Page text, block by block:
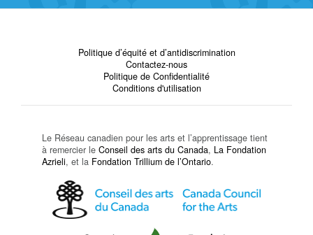
Politique d’équité et d’antidiscrimination
Contactez-nous
Politique de Confidentialité
Conditions d'utilisation
Le Réseau canadien pour les arts et l’apprentissage tient
à remercier le Conseil des arts du Canada, La Fondation
Azrieli, et la Fondation Trillium de l’Ontario.